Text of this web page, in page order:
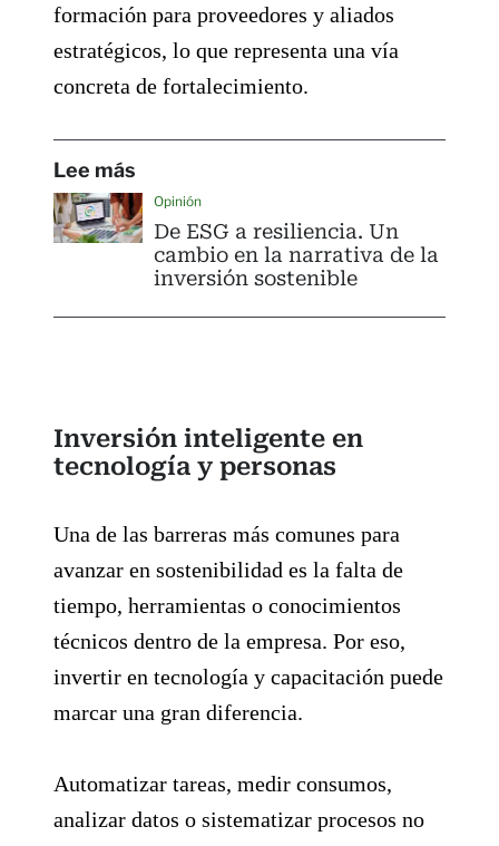
formación para proveedores y aliados
estratégicos, lo que representa una vía
concreta de fortalecimiento.
Lee más
Opinión
De ESG a resiliencia. Un
cambio en la narrativa de la
inversión sostenible
Inversión inteligente en
tecnología y personas
Una de las barreras más comunes para
avanzar en sostenibilidad es la falta de
tiempo, herramientas o conocimientos
técnicos dentro de la empresa. Por eso,
invertir en tecnología y capacitación puede
marcar una gran diferencia.
Automatizar tareas, medir consumos,
analizar datos o sistematizar procesos no